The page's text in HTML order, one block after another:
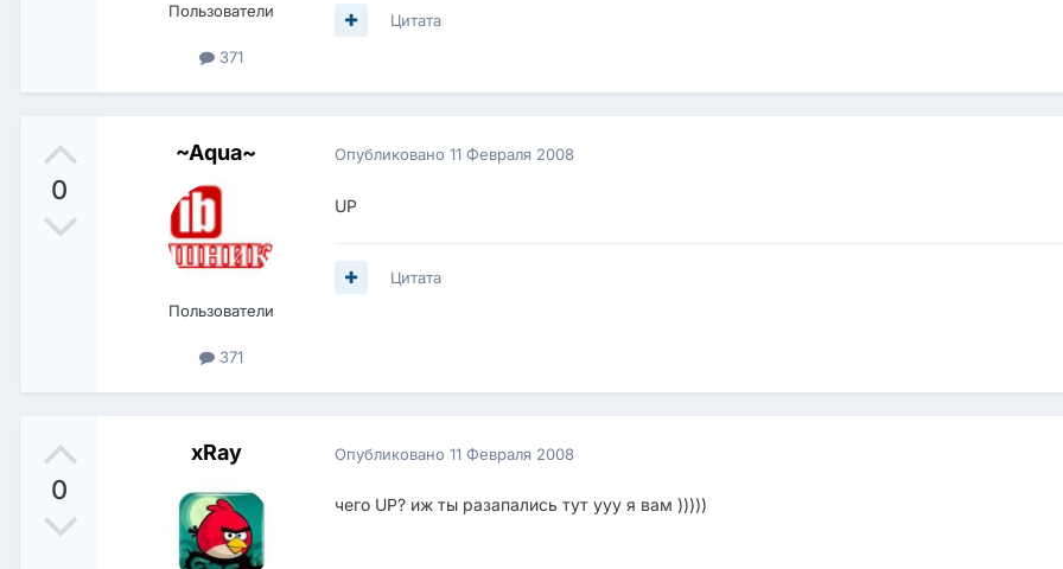
Пользователи
371
Цитата
0
~Aqua~
Пользователи
371
Опубликовано 11 Февраля 2008
UP
Цитата
0
xRay Опубликовано 11 Февраля 2008
чего UP? иж ты разапались тут ууу я вам )))))